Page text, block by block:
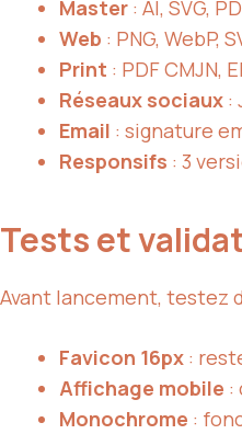
Master : AI, SVG,
Web : PNG, WebP,
Print : PDF CMJN,
Réseaux sociaux :
Email : signature
Responsifs : 3
Tests et
Avant lancement, testez
Favicon 16px :
Affichage mobile :
Monochrome :